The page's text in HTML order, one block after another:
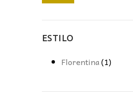
ESTILO
Florentina(1)